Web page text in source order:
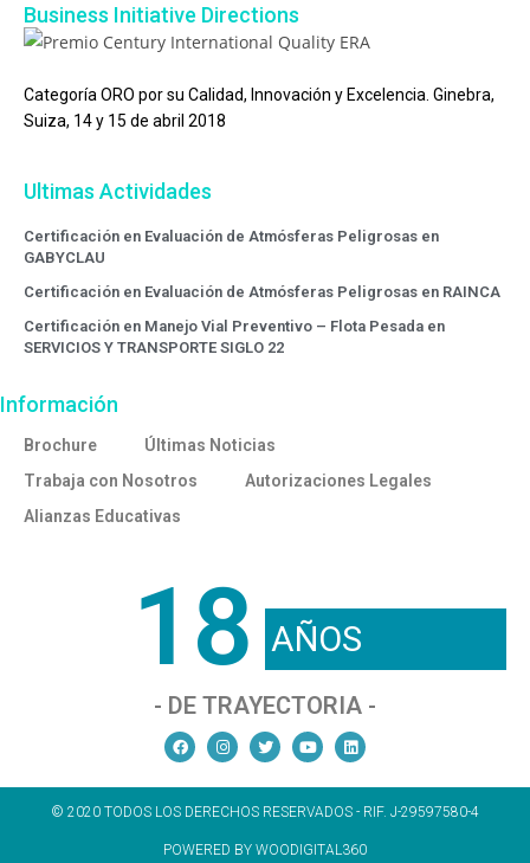
Business Initiative Directions
Categoría ORO por su Calidad, Innovación y Excelencia. Ginebra,
Suiza, 14 y 15 de abril 2018
Ultimas Actividades
Certificación en Evaluación de Atmósferas Peligrosas en
GABYCLAU
Certificación en Evaluación de Atmósferas Peligrosas en RAINCA
Certificación en Manejo Vial Preventivo – Flota Pesada en
SERVICIOS Y TRANSPORTE SIGLO 22
Información
Brochure
Últimas Noticias
Trabaja con Nosotros
Autorizaciones Legales
Alianzas Educativas
18 AÑOS
- DE TRAYECTORIA -
© 2020 TODOS LOS DERECHOS RESERVADOS - RIF. J-29597580-4
POWERED BY WOODIGITAL360